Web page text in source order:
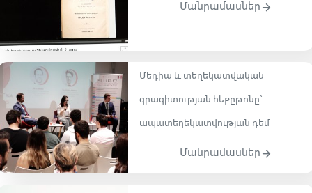
Մանրամասներ
Մեդիա և տեղեկատվական
գրագիտության հեքըթոնը՝
ապատեղեկատվության դեմ
Մանրամասներ